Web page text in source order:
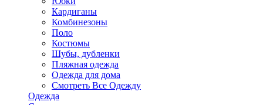
Кардиганы
Комбинезоны
Поло
Костюмы
Шубы, дубленки
Пляжная одежда
Одежда для дома
Смотреть Все Одежду
Одежда